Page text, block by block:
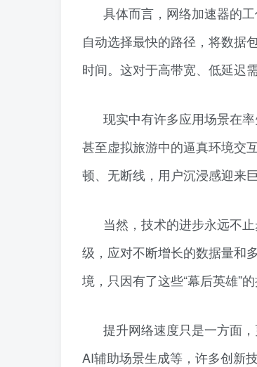
具体而言，网络加速器的
自动选择最快的路径，将数据
时间。这对于高带宽、低延迟
现实中有许多应用场景在
甚至虚拟旅游中的逼真环境交
顿、无断线，用户沉浸感迎来巨
当然，技术的进步永远不
级，应对不断增长的数据量和
境，只因有了这些“幕后英雄”的
提升网络速度只是一方面
AI辅助场景生成等，许多创新